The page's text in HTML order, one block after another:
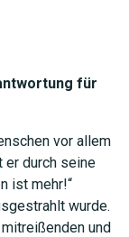
für
vor allem
er durch seine
ist mehr!“
wurde.
und